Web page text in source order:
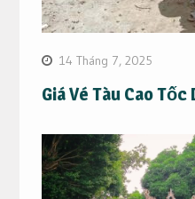
14 Tháng 7, 2025
Giá Vé Tàu Cao